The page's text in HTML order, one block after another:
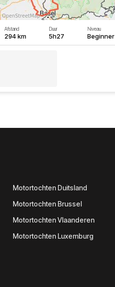
Afstand
294 km
Duur
5h27
Niveau
Beginner
Motortochten Duitsland
Motortochten Brussel
Motortochten Vlaanderen
Motortochten Luxemburg